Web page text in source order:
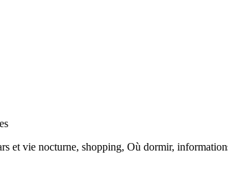
et vie nocturne, shopping, Où dormir,